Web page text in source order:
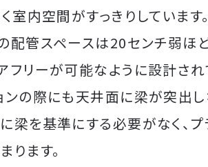
く室内空間がすっきりしています
配管スペースは20センチ弱ほ
フリーが可能なように設計され
ンの際にも天井面に梁が突出し
梁を基準にする必要がなく、プ
ります。